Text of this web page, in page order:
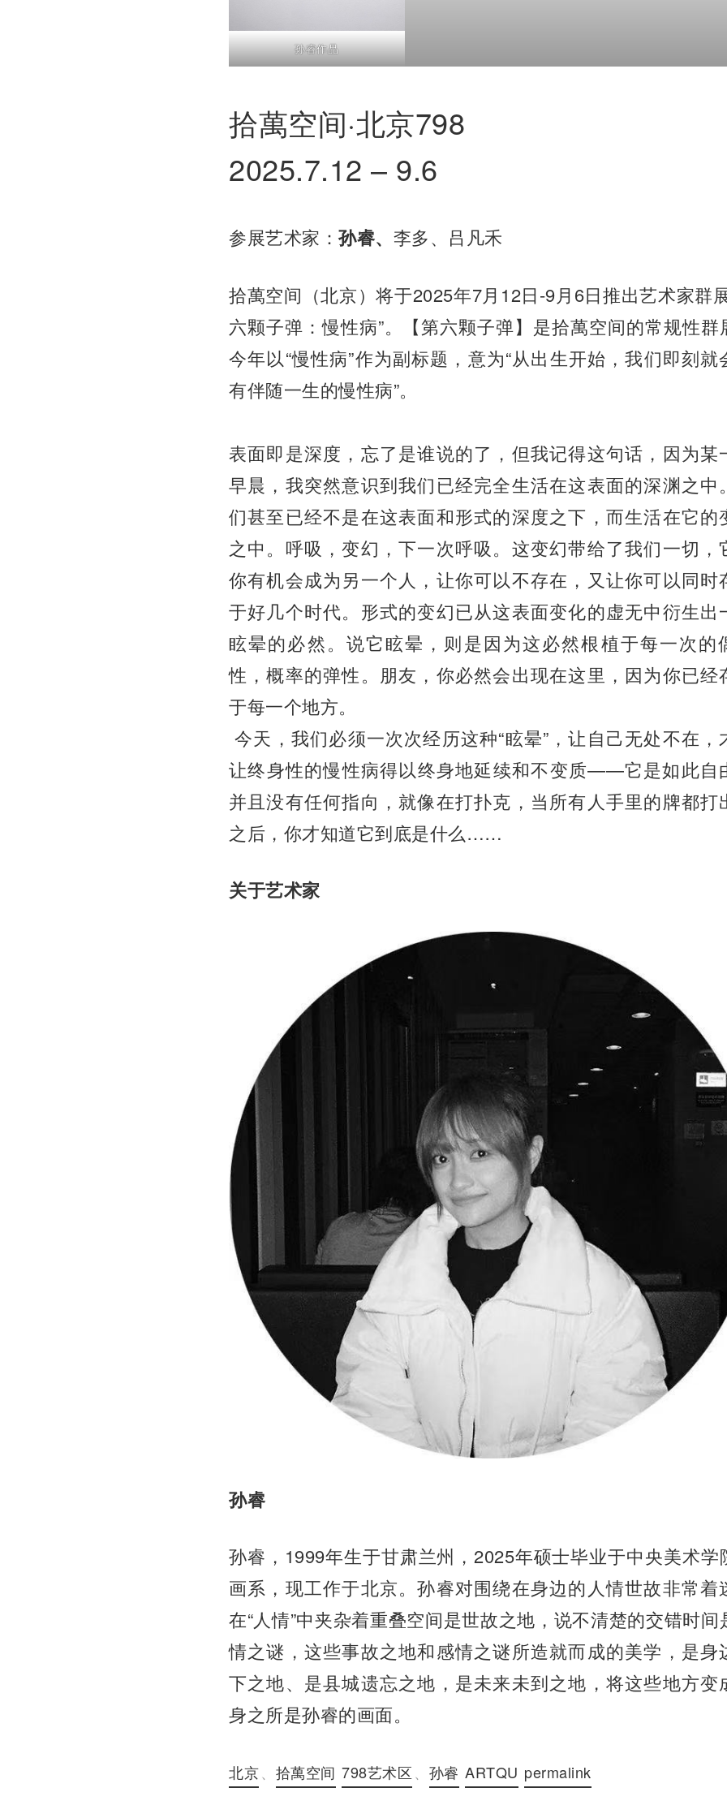
孙睿作品
拾萬空间·北京798
2025.7.12 – 9.6
参展艺术家： 孙睿、 李多、吕凡禾
拾萬空间（北京）将于2025年7月12日-9月6日推出艺术家群
六颗子弹：慢性病”。【第六颗子弹】是拾萬空间的常规性群
今年以“慢性病”作为副标题，意为“从出生开始，我们即刻就
有伴随一生的慢性病”。
表面即是深度，忘了是谁说的了，但我记得这句话，因为某
早晨，我突然意识到我们已经完全生活在这表面的深渊之中
们甚至已经不是在这表面和形式的深度之下，而生活在它的
之中。呼吸，变幻，下一次呼吸。这变幻带给了我们一切，
你有机会成为另一个人，让你可以不存在，又让你可以同时
于好几个时代。形式的变幻已从这表面变化的虚无中衍生出
眩晕的必然。说它眩晕，则是因为这必然根植于每一次的
性，概率的弹性。朋友，你必然会出现在这里，因为你已经
于每一个地方。
今天，我们必须一次次经历这种“眩晕”，让自己无处不在，
让终身性的慢性病得以终身地延续和不变质——它是如此自
并且没有任何指向，就像在打扑克，当所有人手里的牌都打
之后，你才知道它到底是什么……
关于艺术家
孙睿
孙睿，1999年生于甘肃兰州，2025年硕士毕业于中央美术学
画系，现工作于北京。孙睿对围绕在身边的人情世故非常着
在“人情”中夹杂着重叠空间是世故之地，说不清楚的交错时间
情之谜，这些事故之地和感情之谜所造就而成的美学，是身
下之地、是县城遗忘之地，是未来未到之地，将这些地方变
身之所是孙睿的画面。
北京、 拾萬空间 798艺术区、 孙睿 ARTQU permalink